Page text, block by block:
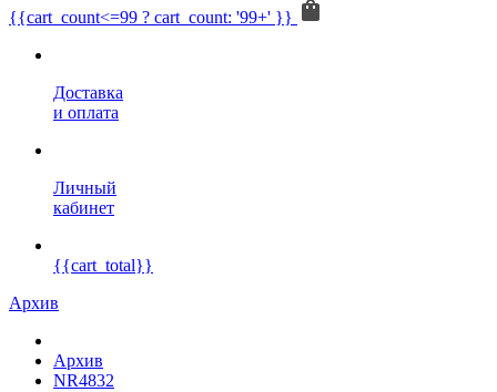
{{cart_count<=99 ? cart_count: '99+' }}
Доставка
и оплата
Личный
кабинет
{{cart_total}}
Архив
Архив
NR4832